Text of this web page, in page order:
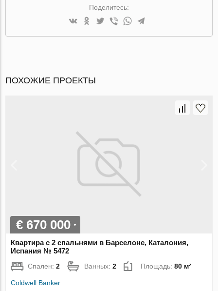
Поделитесь:
ПОХОЖИЕ ПРОЕКТЫ
€ 670 000
Квартира с 2 спальнями в Барселоне, Каталония,
Испания № 5472
Спален:2 Ванных:2 Площадь:80 м²
Coldwell Banker